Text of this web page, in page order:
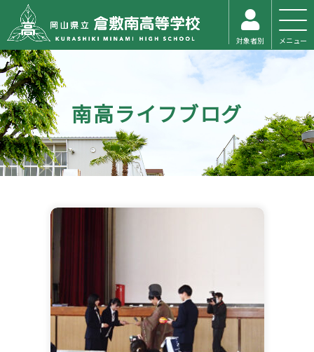
対象者別 メニュー
南高ライフブログ